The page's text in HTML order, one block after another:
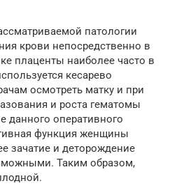
патологии
крови непосредственно в
плаценты наиболее часто в
кесарево
осмотреть матку и при
и роста гематомы
данного оперативного
функция женщины
зачатие и деторождение
Таким образом,